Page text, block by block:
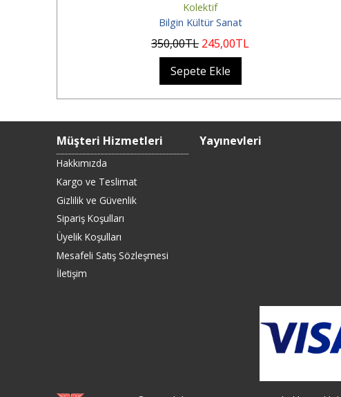
Kolektif
Bilgin Kültür Sanat
350,00TL 245,00TL
Sepete Ekle
Müşteri Hizmetleri
Hakkımızda
Kargo ve Teslimat
Gizlilik ve Güvenlik
Sipariş Koşulları
Üyelik Koşulları
Mesafeli Satış Sözleşmesi
İletişim
Yayınevleri